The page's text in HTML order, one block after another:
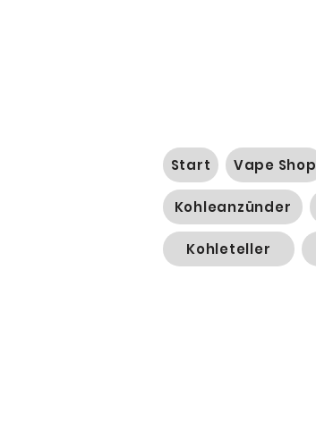
Start Vape Shop
Kohleanzünder
Kohleteller